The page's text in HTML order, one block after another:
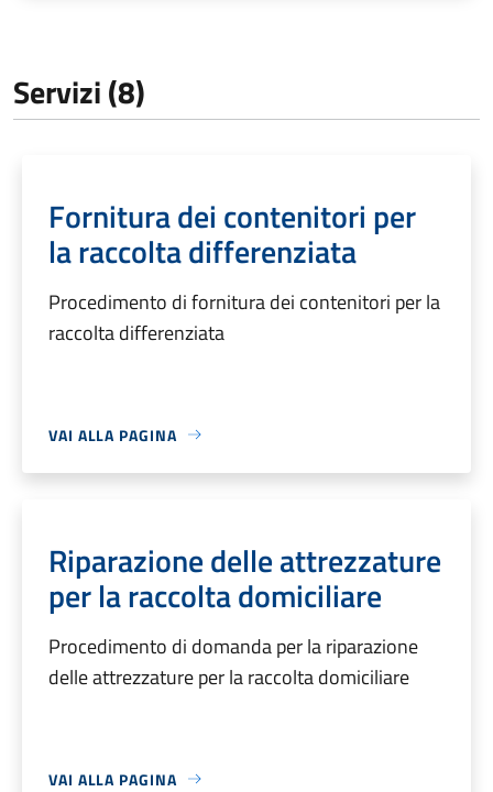
Servizi (8)
Fornitura dei contenitori per
la raccolta differenziata
Procedimento di fornitura dei contenitori per la
raccolta differenziata
VAI ALLA PAGINA
Riparazione delle attrezzature
per la raccolta domiciliare
Procedimento di domanda per la riparazione
delle attrezzature per la raccolta domiciliare
VAI ALLA PAGINA